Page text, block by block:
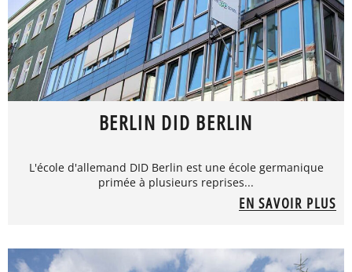
BERLIN DID BERLIN
L'école d'allemand DID Berlin est une école germanique
primée à plusieurs reprises...
EN SAVOIR PLUS